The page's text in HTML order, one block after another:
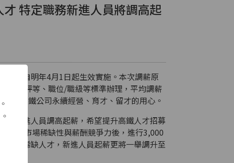
特定職務新進人員將調高起
，將自明年4月1日起生效實施。本次調薪原
績效評等、職位/職級等標準辦理，平均調薪
灣高鐵公司永續經營、育才、留才的用心。
之新進人員調高起薪，希望提升高鐵人才招募
務之市場稀缺性與薪酬競爭力後，進行3,000
力等稀缺人才，新進人員起薪更將一舉調升至
。